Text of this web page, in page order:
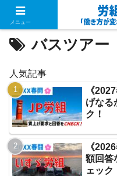
PR
バスツアー
人気記事
《
げなる
ク！
《
額回答
ェック
メニュー